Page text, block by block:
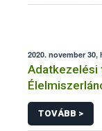
2020. november 30,
Adatkezelési
visszaélés-
TOVÁBB >